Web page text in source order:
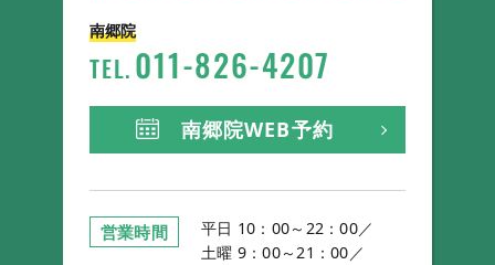
南郷院
TEL. 011-826-4207
南郷院WEB予約
営業時間
平日 10：00～22：00／
土曜 9：00～21：00／